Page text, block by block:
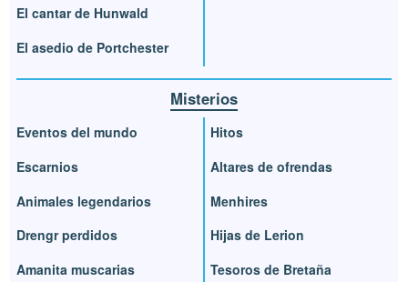
El cantar de Hunwald
El asedio de Portchester
Misterios
Eventos del mundo
Escarnios
Animales legendarios
Drengr perdidos
Amanita muscarias
Hitos
Altares de ofrendas
Menhires
Hijas de Lerion
Tesoros de Bretaña